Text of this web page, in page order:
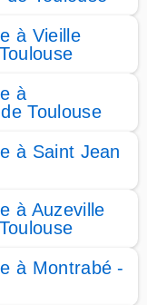
à Vieille
à
Toulouse
à Saint Jean
à Auzeville
à Montrabé -